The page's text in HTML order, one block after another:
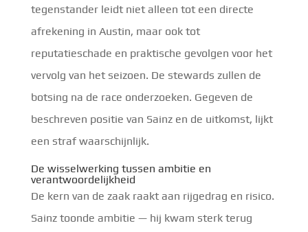
tegenstander leidt niet alleen tot een directe
afrekening in Austin, maar ook tot
reputatieschade en praktische gevolgen voor het
vervolg van het seizoen. De stewards zullen de
botsing na de race onderzoeken. Gegeven de
beschreven positie van Sainz en de uitkomst, lijkt
een straf waarschijnlijk.
De wisselwerking tussen ambitie en
verantwoordelijkheid
De kern van de zaak raakt aan rijgedrag en risico.
Sainz toonde ambitie — hij kwam sterk terug